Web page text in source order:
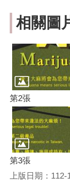
相關圖
第2張
第3張
上版日期：112-